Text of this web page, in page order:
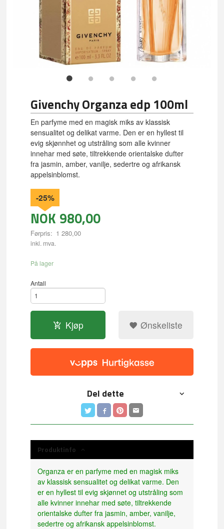
Givenchy Organza edp 100ml
En parfyme med en magisk miks av klassisk
sensualitet og delikat varme. Den er en hyllest til
evig skjønnhet og utstråling som alle kvinner
innehar med søte, tiltrekkende orientalske dufter
fra jasmin, amber, vanilje, sedertre og afrikansk
appelsinblomst.
NOK 980,00
Førpris: 1 280,00
Rabatt
-25%
inkl. mva.
På lager
Antall
Kjøp Ønskeliste
Del dette
Produktinfo
Organza er en parfyme med en magisk miks
av klassisk sensualitet og delikat varme. Den
er en hyllest til evig skjønnet og utstråling som
alle kvinner innehar med søte, tiltrekkende
orientalske dufter fra jasmin, amber, vanilje,
sedertre og afrikansk appelsinblomst.